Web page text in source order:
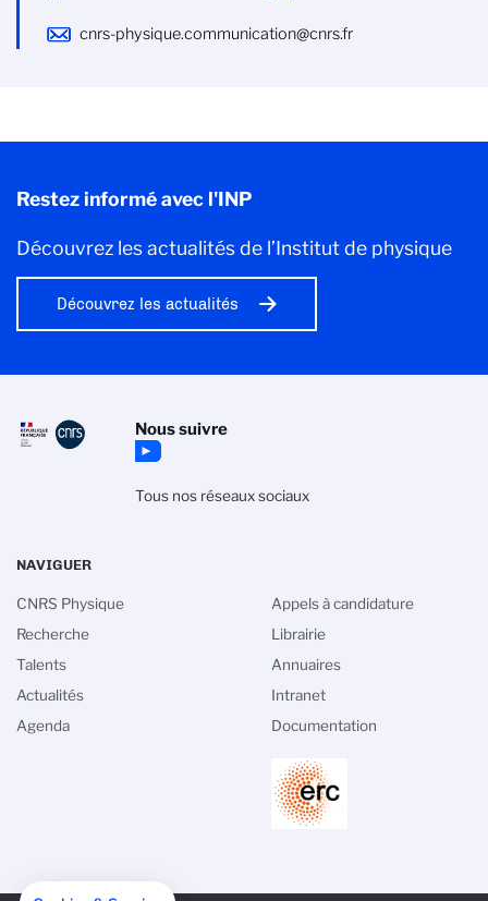
cnrs-physique.communication@cnrs.fr
Restez informé avec l'INP
Découvrez les actualités de l’Institut de physique
Découvrez les actualités
Nous suivre
Tous nos réseaux sociaux
NAVIGUER
CNRS Physique
Recherche
Talents
Actualités
Agenda
Appels à candidature
Librairie
Annuaires
Intranet
Documentation